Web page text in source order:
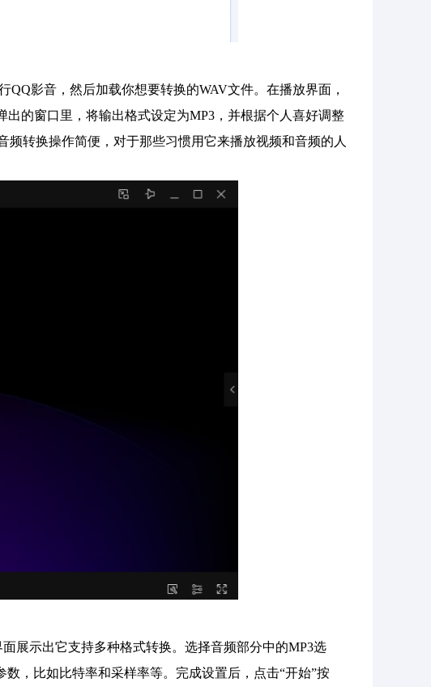
影音，然后加载你想要转换的WAV文件。在播放界面，
的窗口里，将输出格式设定为MP3，并根据个人喜好调整
转换操作简便，对于那些习惯用它来播放视频和音频的人
展示出它支持多种格式转换。选择音频部分中的MP3选
，比如比特率和采样率等。完成设置后，点击“开始”按